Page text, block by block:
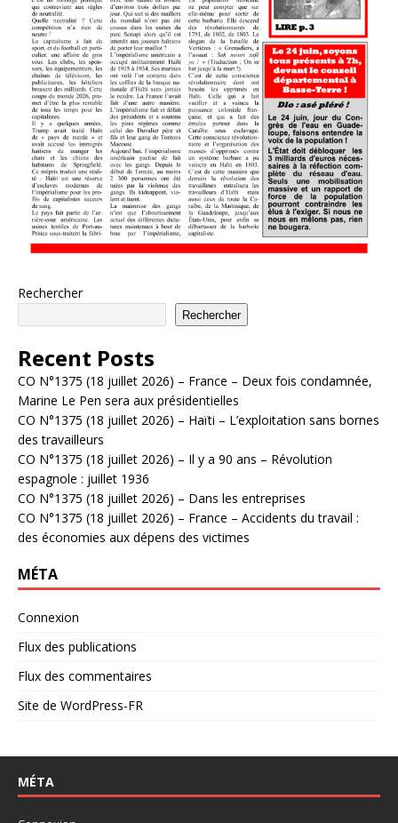
Rechercher
Rechercher
Recent Posts
CO N°1375 (18 juillet 2026) – France – Deux fois condamnée,
Marine Le Pen sera aux présidentielles
CO N°1375 (18 juillet 2026) – Haïti – L’exploitation sans bornes
des travailleurs
CO N°1375 (18 juillet 2026) – Il y a 90 ans – Révolution
espagnole : juillet 1936
CO N°1375 (18 juillet 2026) – Dans les entreprises
CO N°1375 (18 juillet 2026) – France – Accidents du travail :
des économies aux dépens des victimes
MÉTA
Connexion
Flux des publications
Flux des commentaires
Site de WordPress-FR
MÉTA